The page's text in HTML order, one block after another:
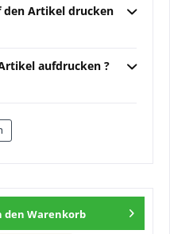
den Artikel drucken
aufdrucken ?
den Warenkorb